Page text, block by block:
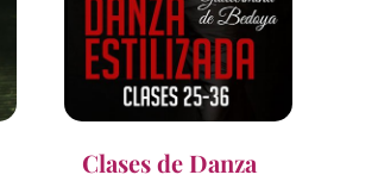
Clases de Danza